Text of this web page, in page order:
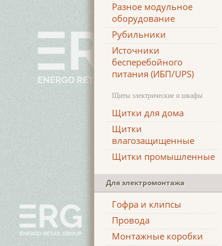
Разное модульное
оборудование
Рубильники
Источники
бесперебойного
питания (ИБП/UPS)
Щиты электрические и шкафы
Щитки для дома
Щитки
влагозащищенные
Щитки промышленные
Для электромонтажа
Гофра и клипсы
Провода
Монтажные коробки